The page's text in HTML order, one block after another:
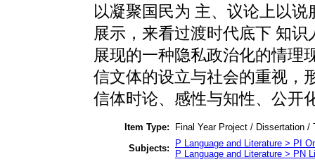
以凝聚国民为 主、议论上以
展示，来看过渡时代底下 知
展现的一种隐私政治化的情理
信文体的设立与社会的重视，
信体时论、感性与知性、公开
Item Type:
Final Year Project / Dissertation /
Subjects:
P Language and Literature > PI
P Language and Literature > PN